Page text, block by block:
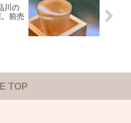
川の
前売
TOP